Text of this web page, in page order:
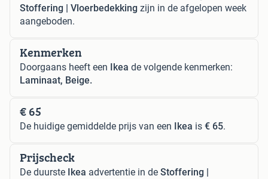
Stoffering | Vloerbedekking zijn in de afgelopen week
aangeboden.
Kenmerken
Doorgaans heeft een Ikea de volgende kenmerken:
Laminaat, Beige.
€ 65
De huidige gemiddelde prijs van een Ikea is € 65.
Prijscheck
De duurste Ikea advertentie in de Stoffering |